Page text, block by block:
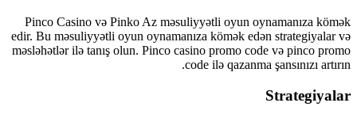
Pinco Casino və Pinko Az məsuliyyətli oyun oynamanıza kömək
edir. Bu məsuliyyətli oyun oynamanıza kömək edən strategiyalar və
məsləhətlər ilə tanış olun. Pinco casino promo code və pinco promo
code ilə qazanma şansınızı artırın.
Strategiyalar